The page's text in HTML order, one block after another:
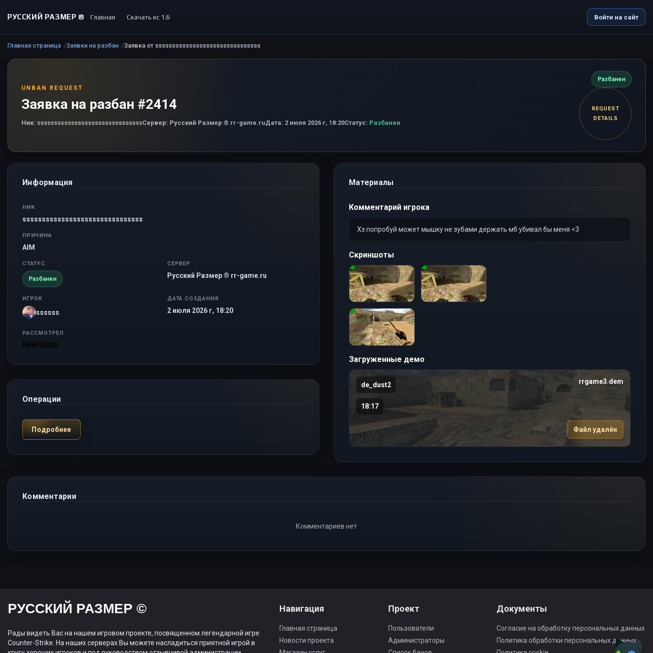
РУССКИЙ РАЗМЕР © Главная Скачать кс 1.6 Войти на сайт
Главная страница Заявки на разбан Заявка от sssssssssssssssssssssssssssssss
UNBAN REQUEST
Заявка на разбан #2414
Ник: sssssssssssssssssssssssssssssssСервер: Русский Размер ® rr-game.ruДата: 2 июля 2026 г, 18:20Статус: Разбанен
Разбанен
REQUEST
DETAILS
Информация
НИК
sssssssssssssssssssssssssssssss
ПРИЧИНА
AIM
СТАТУС
Разбанен
СЕРВЕР
Русский Размер ® rr-game.ru
ИГРОК
ssssss
ДАТА СОЗДАНИЯ
2 июля 2026 г, 18:20
РАССМОТРЕЛ
NEBROSKO
Операции
Подробнее
Материалы
Комментарий игрока
Хз попробуй может мышку не зубами держать мб убивал бы меня <3
Скриншоты
Загруженные демо
rrgame3.dem
de_dust2
18:17
Файл удалён
Комментарии
Комментариев нет
РУССКИЙ РАЗМЕР ©
Рады видеть Вас на нашем игровом проекте, посвященном легендарной игре
Counter-Strike. На наших серверах Вы можете насладиться приятной игрой в
Навигация
Главная страница
Новости проекта
Проект
Пользователи
Администраторы
Документы
Согласие на обработку персональных данных
Политика обработки персональных данных